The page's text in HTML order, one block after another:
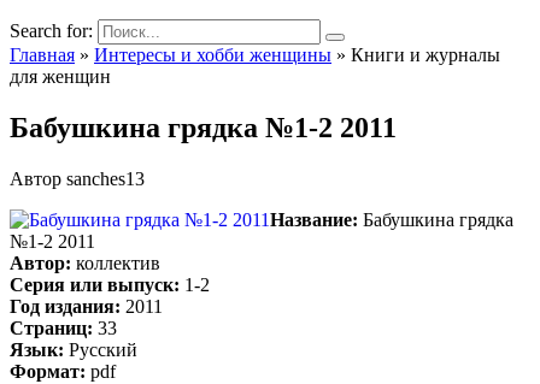
Search for:
Главная » Интересы и хобби женщины » Книги и журналы
для женщин
Бабушкина грядка №1-2 2011
Автор sanches13
Название: Бабушкина грядка
№1-2 2011
Автор: коллектив
Серия или выпуск: 1-2
Год издания: 2011
Страниц: 33
Язык: Русский
Формат: pdf